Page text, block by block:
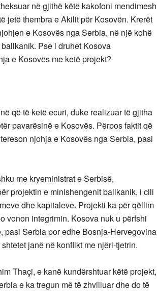
në gjithë këtë kakofoni mendimesh
jetë thembra e Akilit për Kosovën. Krerët
e Kosovës nga Serbia, në një kohë
Pse i druhet Kosova
e Kosovës me ketë projekt?
që të ketë ecuri, duke realizuar të gjitha
pavarësinë e Kosovës. Përpos faktit që
njohja e Kosovës nga Serbia, pasi
me kryeministrat e Serbisë,
projektin e minishengenit ballkanik, i cili
dhe kapitaleve. Projekti ka për qëllim
vonon integrimin. Kosova nuk u përfshi
pasi Serbia por edhe Bosnja-Hervegovina
janë në konflikt me njëri-tjetrin.
Thaçi, e kanë kundërshtuar këtë projekt,
e ka tregun më të zhvilluar dhe do të